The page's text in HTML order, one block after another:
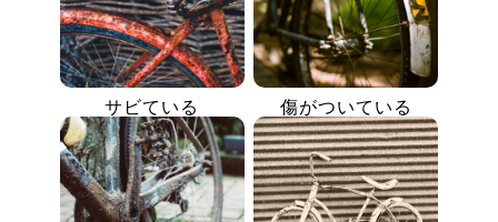
サビている 傷がついている